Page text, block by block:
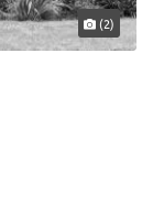
(2)